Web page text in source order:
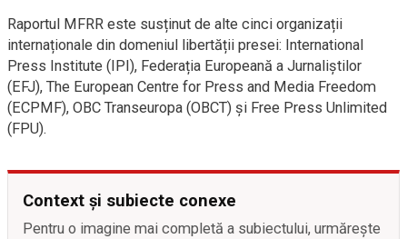
Raportul MFRR este susținut de alte cinci organizații
internaționale din domeniul libertății presei: International
Press Institute (IPI), Federația Europeană a Jurnaliștilor
(EFJ), The European Centre for Press and Media Freedom
(ECPMF), OBC Transeuropa (OBCT) și Free Press Unlimited
(FPU).
Context și subiecte conexe
Pentru o imagine mai completă a subiectului, urmărește